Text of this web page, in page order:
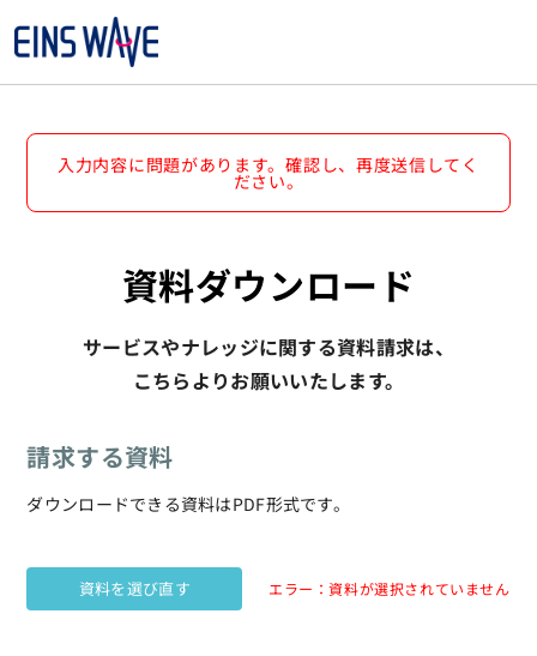
入力内容に問題があります。確認し、再度送信してく
ださい。
資料ダウンロード
サービスやナレッジに関する資料請求は、
こちらよりお願いいたします。
請求する資料
ダウンロードできる資料はPDF形式です。
資料を選び直す エラー：資料が選択されていません